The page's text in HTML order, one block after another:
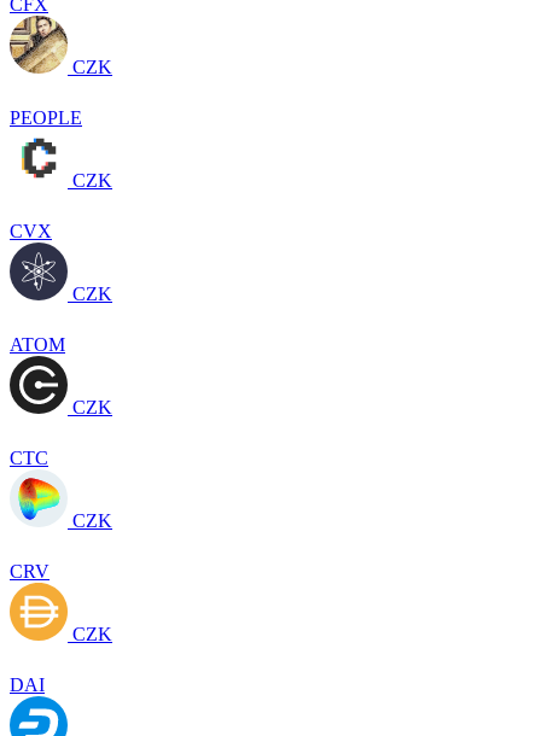
CZK
PEOPLE
CZK
CVX
CZK
ATOM
CZK
CTC
CZK
CRV
CZK
DAI